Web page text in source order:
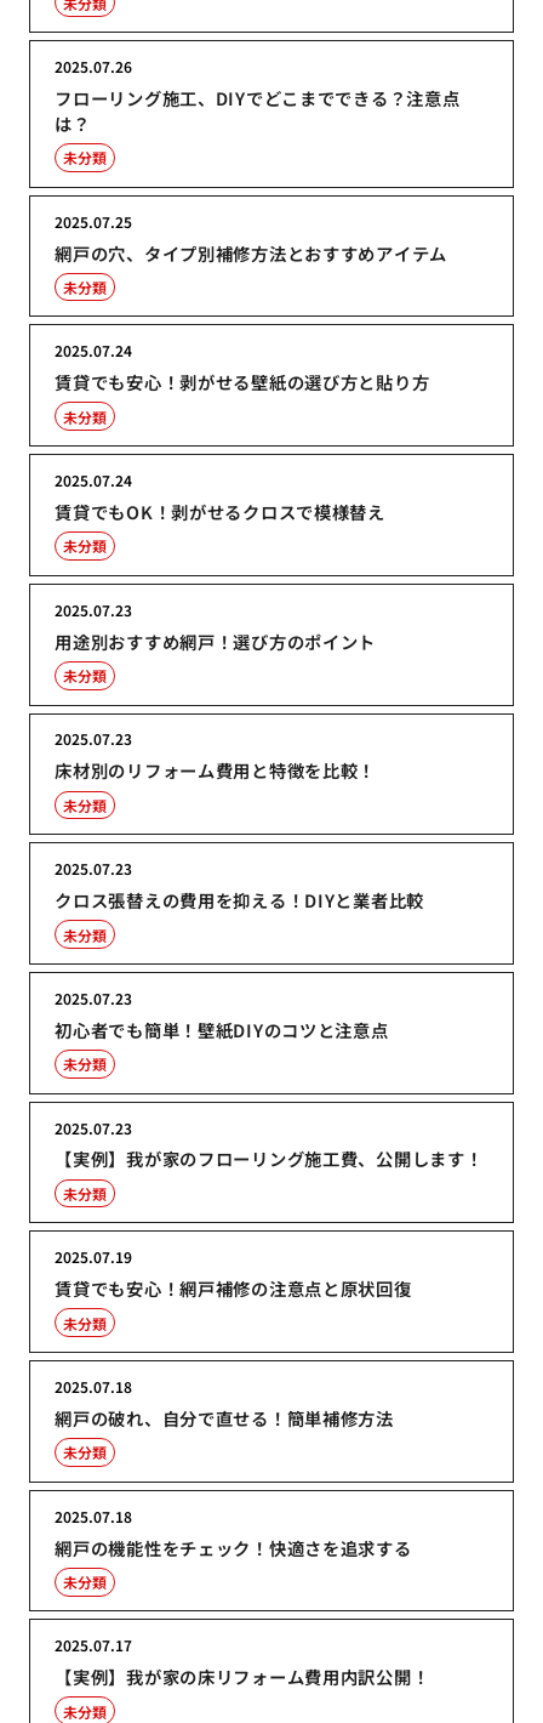
フローリング施工、DIYでどこまでできる？注意点
は？
2025.07.26
未分類
網戸の穴、タイプ別補修方法とおすすめアイテム
2025.07.25
未分類
賃貸でも安心！剥がせる壁紙の選び方と貼り方
2025.07.24
未分類
賃貸でもOK！剥がせるクロスで模様替え
2025.07.24
未分類
用途別おすすめ網戸！選び方のポイント
2025.07.23
未分類
床材別のリフォーム費用と特徴を比較！
2025.07.23
未分類
クロス張替えの費用を抑える！DIYと業者比較
2025.07.23
未分類
初心者でも簡単！壁紙DIYのコツと注意点
2025.07.23
未分類
【実例】我が家のフローリング施工費、公開します！
2025.07.23
未分類
賃貸でも安心！網戸補修の注意点と原状回復
2025.07.19
未分類
網戸の破れ、自分で直せる！簡単補修方法
2025.07.18
未分類
網戸の機能性をチェック！快適さを追求する
2025.07.18
未分類
【実例】我が家の床リフォーム費用内訳公開！
2025.07.17
未分類